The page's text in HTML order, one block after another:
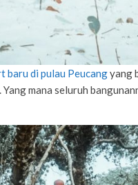
baru di pulau Peucangyang
mana seluruh